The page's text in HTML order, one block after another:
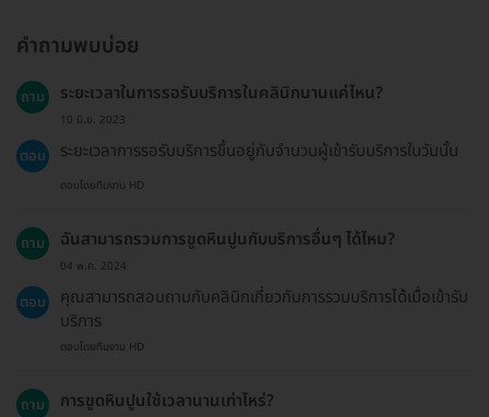
คำถามพบบ่อย
ถาม ระยะเวลาในการรอรับบริการในคลินิกนานแค่ไหน?
10 มิ.ย. 2023
ตอบ ระยะเวลาการรอรับบริการขึ้นอยู่กับจำนวนผู้เข้ารับบริการในวันนั้น
ตอบโดยทีมงาน HD
ถาม ฉันสามารถรวมการขูดหินปูนกับบริการอื่นๆ ได้ไหม?
04 พ.ค. 2024
ตอบ
คุณสามารถสอบถามกับคลินิกเกี่ยวกับการรวมบริการได้เมื่อเข้ารับ
บริการ
ตอบโดยทีมงาน HD
ถาม การขูดหินปูนใช้เวลานานเท่าไหร่?